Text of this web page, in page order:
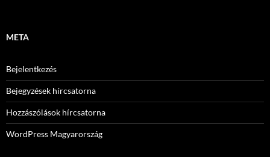
META
Bejelentkezés
Bejegyzések hírcsatorna
Hozzászólások hírcsatorna
WordPress Magyarország